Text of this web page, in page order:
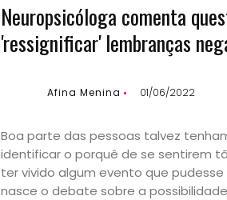
Neuropsicóloga comenta
'ressignificar' lembranças
Afina Menina 01/06/2022
Boa parte das pessoas talvez
identificar o porquê de se sentirem
ter vivido algum evento que
nasce o debate sobre a